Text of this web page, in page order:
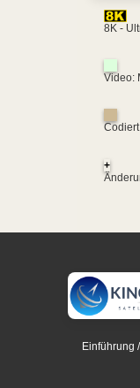
8K -
Video:
Codiert
+
Einführung